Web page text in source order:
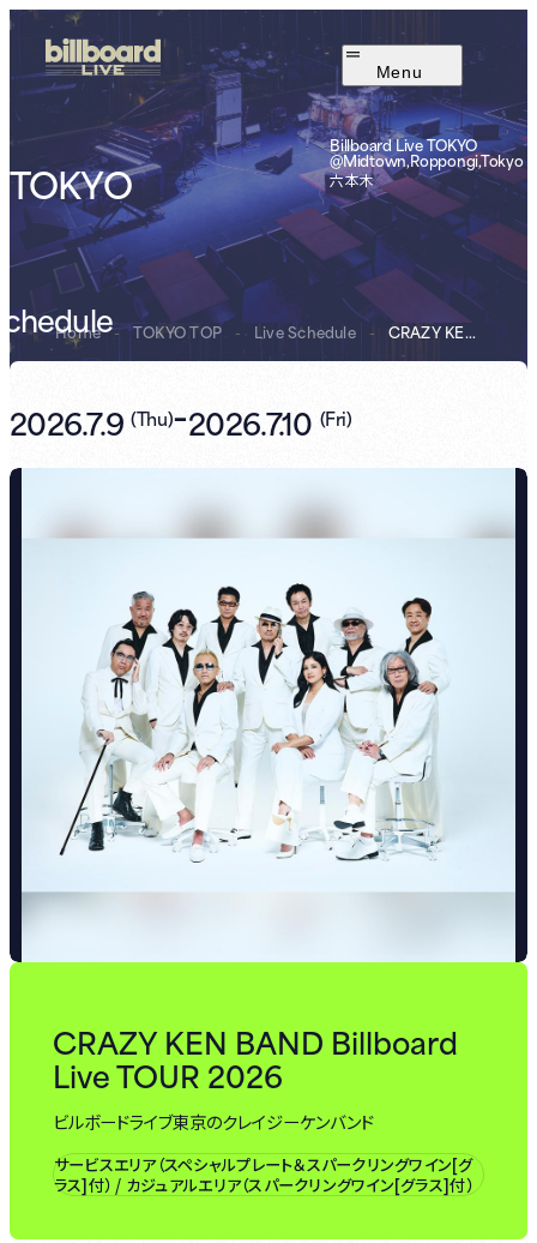
Menu
TOKYO
Billboard Live TOKYO
@Midtown,Roppongi,Tokyo
六本木
Home - TOKYO TOP - Live Schedule - CRAZY KEN BAND ...
2026.7.9 (Thu)-2026.7.10 (Fri)
CRAZY KEN BAND Billboard
Live TOUR 2026
ビルボードライブ東京のクレイジーケンバンド
サービスエリア（スペシャルプレート＆スパークリングワイン[グ
ラス]付） / カジュアルエリア（スパークリングワイン[グラス]付）